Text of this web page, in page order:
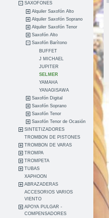
SAXOFONES
Alquiler Saxofón Alto
Alquiler Saxofón Soprano
Alquiler Saxofón Tenor
Saxofón Alto
Saxofón Barítono
BUFFET
J MICHAEL
JUPITER
SELMER
YAMAHA
YANAGISAWA
Saxofón Digital
Saxofón Soprano
Saxofón Tenor
Saxofón Tenor de Ocasión
SINTETIZADORES
TROMBON DE PISTONES
TROMBON DE VARAS
TROMPA
TROMPETA
TUBAS
XAPHOON
ABRAZADERAS
ACCESORIOS VARIOS
VIENTO
APOYA PULGAR -
COMPENSADORES